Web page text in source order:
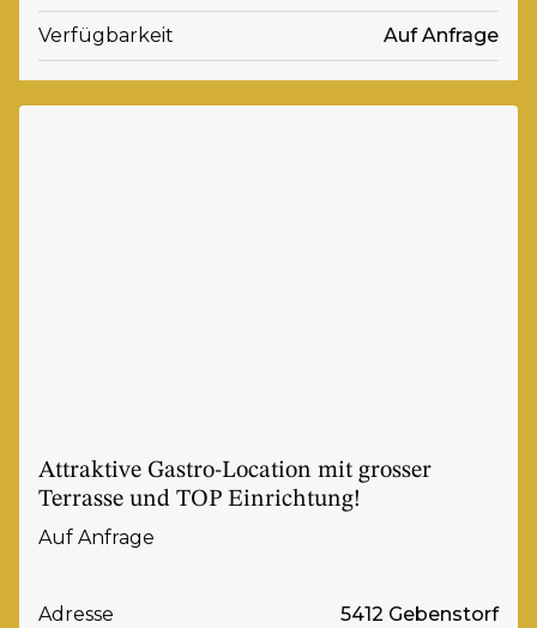
Verfügbarkeit Auf Anfrage
Attraktive Gastro-Location mit grosser
Terrasse und TOP Einrichtung!
Auf Anfrage
Adresse 5412 Gebenstorf